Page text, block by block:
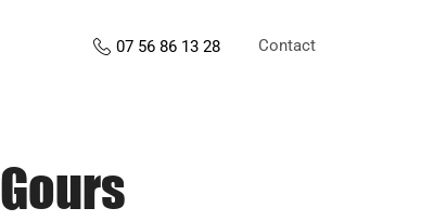
07 56 86 13 28 Contact